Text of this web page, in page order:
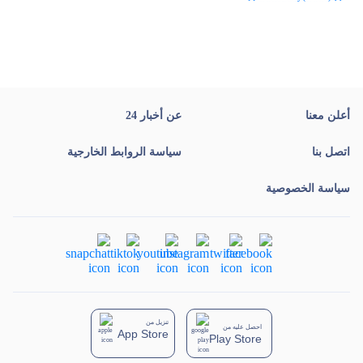
أعلن معنا عن أخبار 24
اتصل بنا سياسة الروابط الخارجية
سياسة الخصوصية
تنزيل من
App Store
احصل عليه من
Play Store